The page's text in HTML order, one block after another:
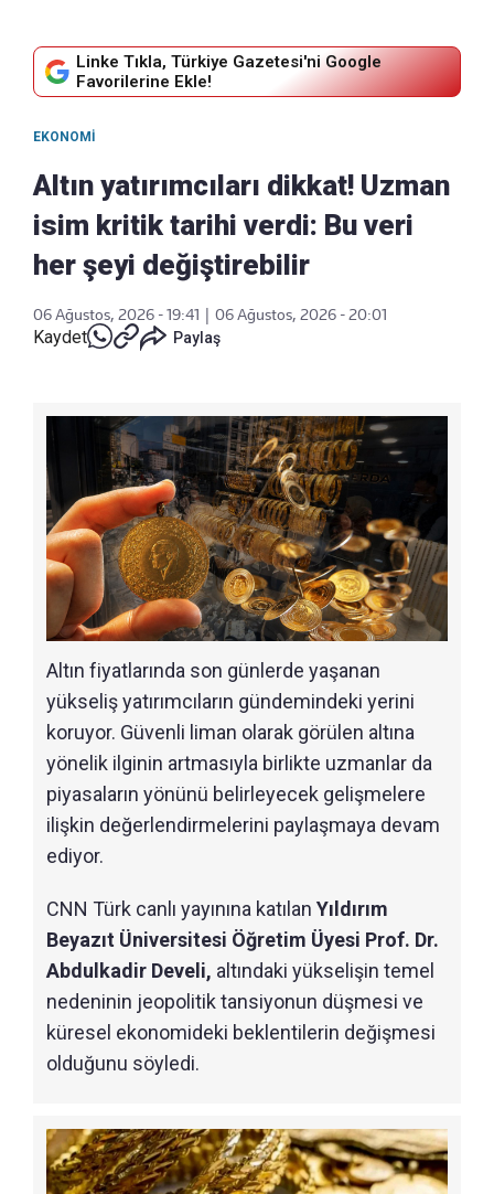
Linke Tıkla, Türkiye Gazetesi'ni Google
Favorilerine Ekle!
EKONOMI
Altın yatırımcıları dikkat! Uzman
isim kritik tarihi verdi: Bu veri
her şeyi değiştirebilir
06 Ağustos, 2026 - 19:41 06 Ağustos, 2026 - 20:01
Kaydet Paylaş
Altın fiyatlarında son günlerde yaşanan
yükseliş yatırımcıların gündemindeki yerini
koruyor. Güvenli liman olarak görülen altına
yönelik ilginin artmasıyla birlikte uzmanlar da
piyasaların yönünü belirleyecek gelişmelere
ilişkin değerlendirmelerini paylaşmaya devam
ediyor.
CNN Türk canlı yayınına katılan Yıldırım
Beyazıt Üniversitesi Öğretim Üyesi Prof. Dr.
Abdulkadir Develi, altındaki yükselişin temel
nedeninin jeopolitik tansiyonun düşmesi ve
küresel ekonomideki beklentilerin değişmesi
olduğunu söyledi.